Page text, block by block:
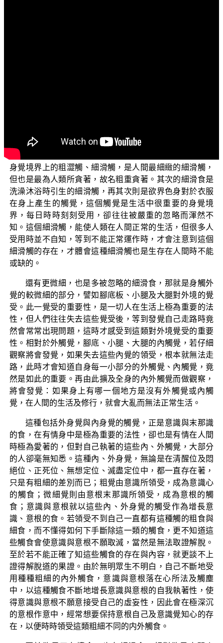
故。】（《成唯識論》卷4）世間最細緻強烈的細滑食，是
指欲界人間男女交合時的種種細滑觸，這個觸覺異於種種
身覺境界上的粗澀觸、細滑觸，是人間最細緻的細滑觸，
但也是最為人類所貪著，故名粗重貪著。其次的細滑食是
洗澡沐浴時引生的細滑觸，再其次則是欲界色身對於衣服
在身上產生的觸覺，這個觸覺是生活中很重要的身覺境
界，每日時時刻刻受用，卻往往被嚴重的忽略而渾然不
知。這個細滑觸，能使人類在人間正常的生活，但很多人
受用時並不自知，等到不能正常運作時，才會注意到這個
細滑觸的存在，才體會這種細滑觸也是生存在人間時不能
或缺的。
還有更微細，也是多被忽略的細滑食，那就是身觸外
覺的較微細的部分，譬如腳底板、小腿及大腿對外境的覺
受。此一覺受的重要性，是一切人在生活上極為重要的法
性，但人們往往失去這些覺受後，等到發覺自己走路時竟
然會常常出現問題，這時才感受到這類對外境覺受的重要
性。相對於外觸覺，腳底、小腿、大腿的內觸覺，若仔細
觀察將會發覺，如果失去這些內覺的領受，根本就無法走
路，此時才會知道自身每一小部分的外觸覺、內觸覺，竟
然是如此的重要。再由此擴及全身的內外觸覺而做觀察，
將會發覺：如果身上有哪一個地方是沒有外觸覺或內觸
覺，在人間的生活及修行，就會大亂而無法正常生活。
這種包括外身覺與內身覺的觸覺，正是意識與末那識
的食，在有情身中是極為重要的法性，卻也是有情在人間
時極為愛著的，但對自己執著的這些內、外觸覺，大部分
的人卻毫無知悉。這種內、外身覺，無論是在清醒位及悶
絕位、正死位、無想定位、滅盡定位中，都一直存在著，
只是有粗細的差別而已；粗覺由意識所領受，成為意識心
的觸食；微細覺則由意根末那識所領受，成為意根的觸
食；意識與意根就以這些內、外身覺的觸受作為增長意
識、意根的食。若領受不到自己一直都有這種觸的粗食與
細食，而不懂得如何下手斷除這一類的觸食，更不知道這
些觸食會使意識與意根不願取滅，當然是無法取證解脫。
至於若不能正確了知這些觸食的存在與內容，就更談不上
證得解脫道的果證。由於無明眾生不明白，自己不斷地受
用種種粗細的內外觸食，意識與意根落在心所法及觸塵
中，以這種觸食不斷地增長意識與意根的自我執著性，使
得意識與意根不願意接受自己的虛妄性，因此會在極深沉
的意根作意中，經常想要保持意根自己及意識覺知心的存
在，以便時時領受這類粗細不同的内外觸食。